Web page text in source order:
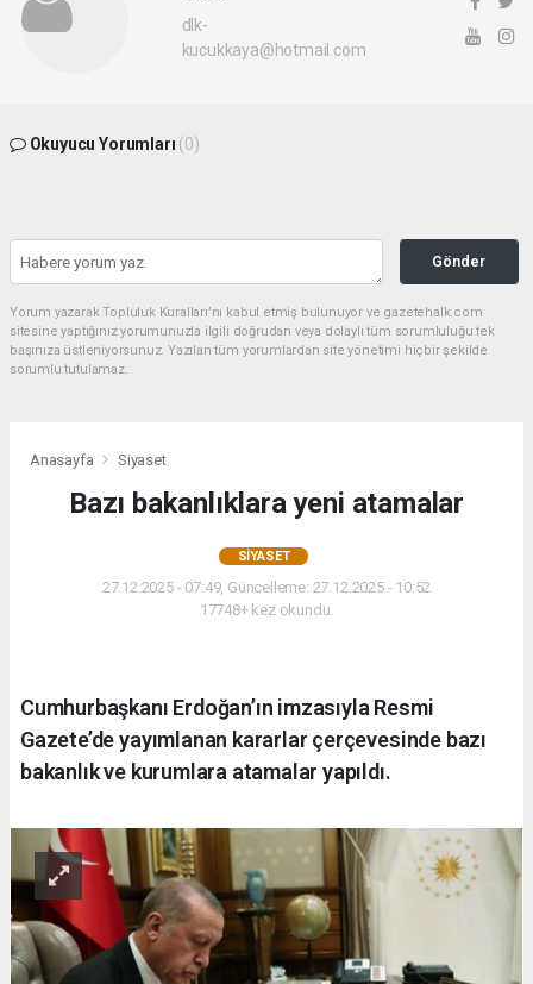
dlk-
kucukkaya@hotmail.com
Okuyucu Yorumları (0)
Gönder
Yorum yazarak Topluluk Kuralları’nı kabul etmiş bulunuyor ve gazetehalk.com
sitesine yaptığınız yorumunuzla ilgili doğrudan veya dolaylı tüm sorumluluğu tek
başınıza üstleniyorsunuz. Yazılan tüm yorumlardan site yönetimi hiçbir şekilde
sorumlu tutulamaz.
Anasayfa Siyaset
Bazı bakanlıklara yeni atamalar
SIYASET
27.12.2025 - 07:49, Güncelleme: 27.12.2025 - 10:52
17748+ kez okundu.
Cumhurbaşkanı Erdoğan’ın imzasıyla Resmi
Gazete’de yayımlanan kararlar çerçevesinde bazı
bakanlık ve kurumlara atamalar yapıldı.